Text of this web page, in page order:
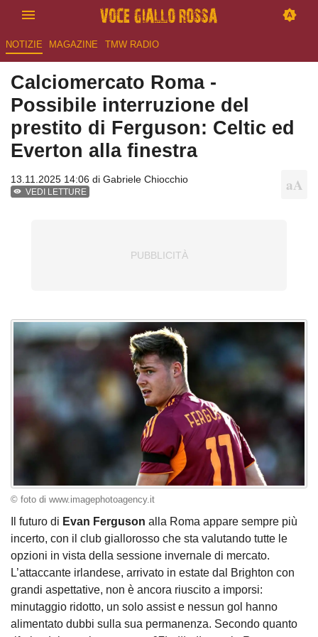
NOTIZIE MAGAZINE TMW RADIO
Calciomercato Roma -
Possibile interruzione del
prestito di Ferguson: Celtic ed
Everton alla finestra
13.11.2025 14:06 di Gabriele Chiocchio
VEDI LETTURE
© foto di www.imagephotoagency.it
Il futuro di Evan Ferguson alla Roma appare sempre più
incerto, con il club giallorosso che sta valutando tutte le
opzioni in vista della sessione invernale di mercato.
L’attaccante irlandese, arrivato in estate dal Brighton con
grandi aspettative, non è ancora riuscito a imporsi:
minutaggio ridotto, un solo assist e nessun gol hanno
alimentato dubbi sulla sua permanenza. Secondo quanto